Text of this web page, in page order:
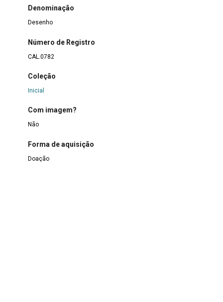
Denominação
Desenho
Número de Registro
CAL.0782
Coleção
Inicial
Com imagem?
Não
Forma de aquisição
Doação